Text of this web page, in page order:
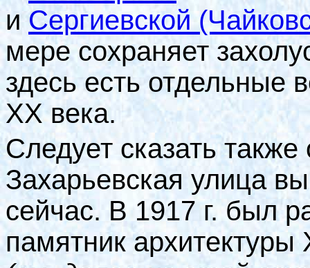
иСергиевской
мере сохраняет
здесь есть отдельные
XXвека.
Следует сказать
Захарьевская улица
сейчас. В 1917 г. был
памятник архитектуры